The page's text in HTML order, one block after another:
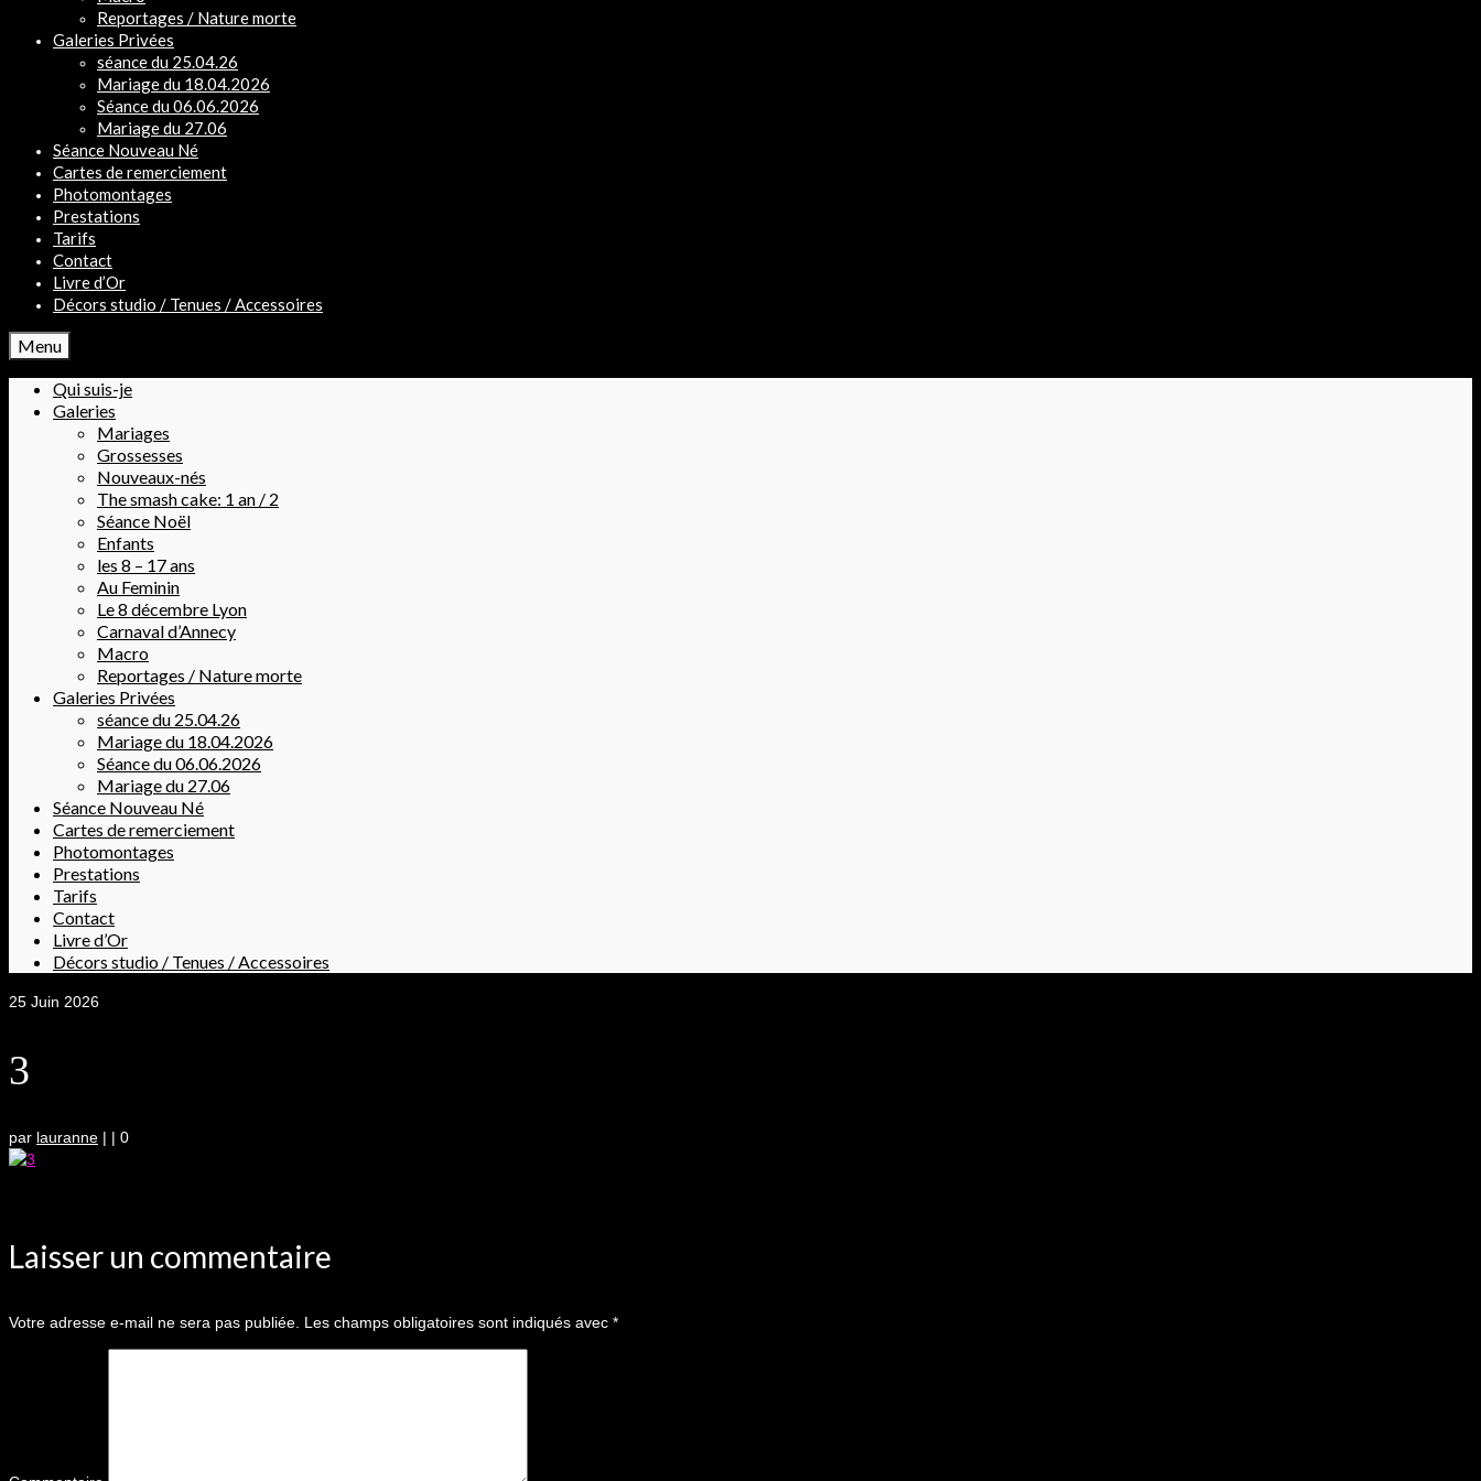
Reportages / Nature morte
Galeries Privées
séance du 25.04.26
Mariage du 18.04.2026
Séance du 06.06.2026
Mariage du 27.06
Séance Nouveau Né
Cartes de remerciement
Photomontages
Prestations
Tarifs
Contact
Livre d’Or
Décors studio / Tenues / Accessoires
Menu
Qui suis-je
Galeries
Mariages
Grossesses
Nouveaux-nés
The smash cake: 1 an / 2
Séance Noël
Enfants
les 8 – 17 ans
Au Feminin
Le 8 décembre Lyon
Carnaval d’Annecy
Macro
Reportages / Nature morte
Galeries Privées
séance du 25.04.26
Mariage du 18.04.2026
Séance du 06.06.2026
Mariage du 27.06
Séance Nouveau Né
Cartes de remerciement
Photomontages
Prestations
Tarifs
Contact
Livre d’Or
Décors studio / Tenues / Accessoires
25 Juin 2026
3
par lauranne | | 0
Laisser un commentaire
Votre adresse e-mail ne sera pas publiée. Les champs obligatoires sont indiqués avec *